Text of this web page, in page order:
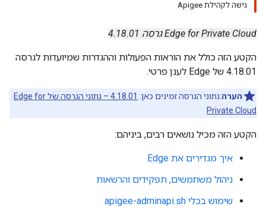
גישה לקהילת Apigee
Edge for Private Cloud גרסה 4.18.01
הקטע הזה כולל את הוראות הפעולות וההגדרות שמיועדות לגרסה
4.18.01 של Edge לענן פרטי.
הערה:נתוני הגרסה זמינים כאן:
4.18.01 – נתוני הגרסה של Edge for
Private Cloud
הקטע הזה מכיל נושאים רבים, ביניהם:
איך מגדירים את Edge
ניהול משתמשים, תפקידים והרשאות
שימוש בכלי apigee-adminapi.sh